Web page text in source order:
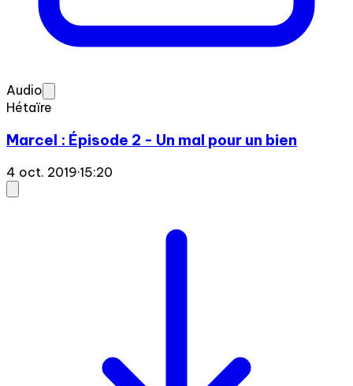
Audio
Hétaïre
Marcel : Épisode 2 - Un mal pour un bien
4 oct. 2019·15:20